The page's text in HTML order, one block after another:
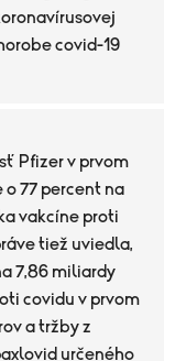
covid-19
Pfizer v prvom
77 percent na
vakcíne proti
tiež uviedla,
7,86 miliardy
covidu v prvom
a tržby z
určeného